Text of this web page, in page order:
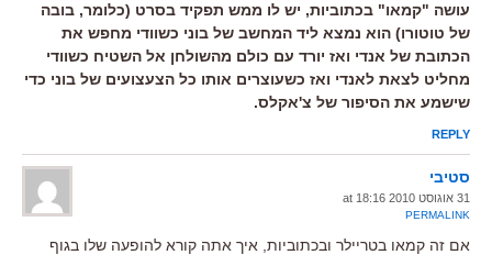
עושה "קמאו" בכתוביות, יש לו ממש תפקיד בסרט (כלומר, בובה
של טוטורו) הוא נמצא ליד המחשב של בוני כשוודי מחפש את
הכתובת של אנדי ואז יורד עם כולם מהשולחן אל השטיח כשוודי
מחליט לצאת לאנדי ואז כשעוצרים אותו כל הצעצועים של בוני כדי
שישמע את הסיפור של צ'אקלס.
REPLY
סטיבי
31 אוגוסט 2010 at 18:16
PERMALINK
אם זה קמאו בטריילר ובכתוביות, איך אתה קורא להופעה שלו בגוף